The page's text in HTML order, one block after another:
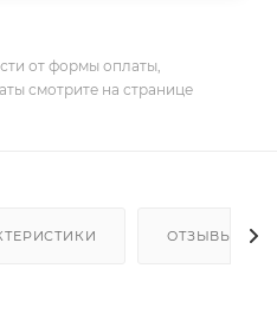
от формы оплаты,
смотрите на странице
ОТЗЫВЫ